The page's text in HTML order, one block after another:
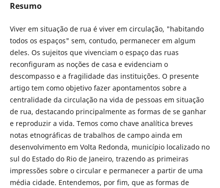
Resumo
Viver em situação de rua é viver em circulação, "habitando
todos os espaços" sem, contudo, permanecer em algum
deles. Os sujeitos que vivenciam o espaço das ruas
reconfiguram as noções de casa e evidenciam o
descompasso e a fragilidade das instituições. O presente
artigo tem como objetivo fazer apontamentos sobre a
centralidade da circulação na vida de pessoas em situação
de rua, destacando principalmente as formas de se ganhar
e reproduzir a vida. Temos como chave analítica breves
notas etnográficas de trabalhos de campo ainda em
desenvolvimento em Volta Redonda, município localizado no
sul do Estado do Rio de Janeiro, trazendo as primeiras
impressões sobre o circular e permanecer a partir de uma
média cidade. Entendemos, por fim, que as formas de